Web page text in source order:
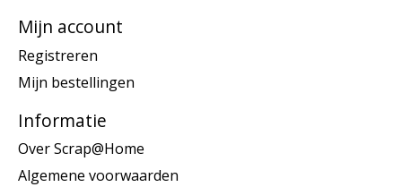
Mijn account
Registreren
Mijn bestellingen
Informatie
Over Scrap@Home
Algemene voorwaarden